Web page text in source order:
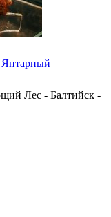
Янтарный
Лес - Балтийск -